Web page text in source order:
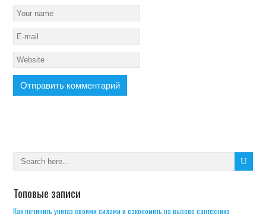
Топовые записи
Как починить унитаз своими силами и сэкономить на вызове сантехника